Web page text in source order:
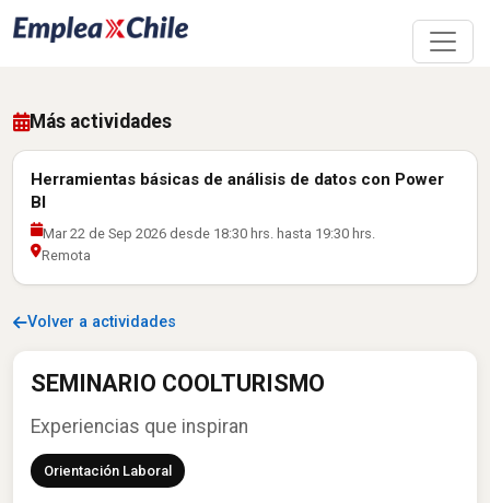
Volver a actividades
SEMINARIO COOLTURISMO
Experiencias que inspiran
Orientación Laboral
Más actividades
Herramientas básicas de análisis de datos con Power
BI
Mar 22 de Sep 2026 desde 18:30 hrs. hasta 19:30 hrs.
Remota